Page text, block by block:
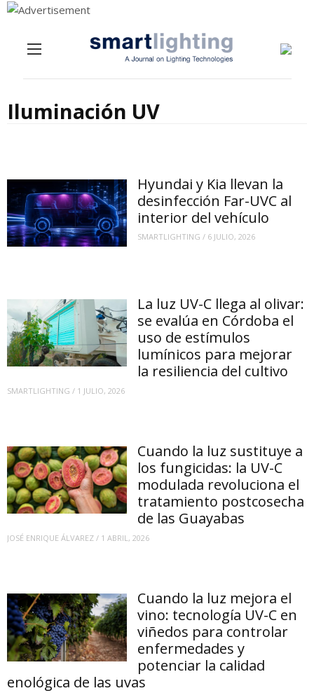
Iluminación UV
Hyundai y Kia llevan la
desinfección Far-UVC al
interior del vehículo
SMARTLIGHTING / 6 JULIO, 2026
La luz UV-C llega al olivar:
se evalúa en Córdoba el
uso de estímulos
lumínicos para mejorar
la resiliencia del cultivo
SMARTLIGHTING / 1 JULIO, 2026
Cuando la luz sustituye a
los fungicidas: la UV-C
modulada revoluciona el
tratamiento postcosecha
de las Guayabas
JOSÉ ENRIQUE ÁLVAREZ / 1 ABRIL, 2026
Cuando la luz mejora el
vino: tecnología UV-C en
viñedos para controlar
enfermedades y
potenciar la calidad
enológica de las uvas